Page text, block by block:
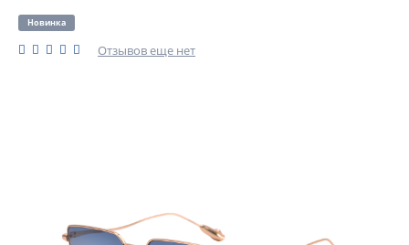
Новинка
Отзывов еще нет